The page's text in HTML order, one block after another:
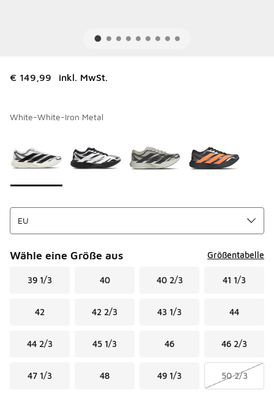
€ 149,99 inkl. MwSt.
White-White-Iron Metal
Wähle eine Größe aus Größentabelle
39 1/3 40 40 2/3 41 1/3
42 42 2/3 43 1/3 44
44 2/3 45 1/3 46 46 2/3
47 1/3 48 49 1/3 50 2/3